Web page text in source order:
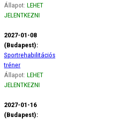
Állapot: LEHET
JELENTKEZNI
2027-01-08
(Budapest):
Sportrehabilitációs
tréner
Állapot: LEHET
JELENTKEZNI
2027-01-16
(Budapest):